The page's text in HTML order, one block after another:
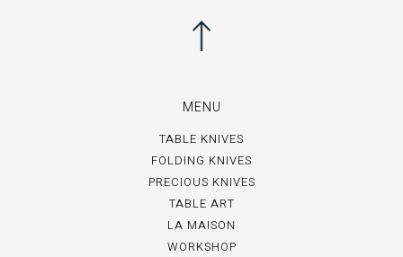
MENU
TABLE KNIVES
FOLDING KNIVES
PRECIOUS KNIVES
TABLE ART
LA MAISON
WORKSHOP